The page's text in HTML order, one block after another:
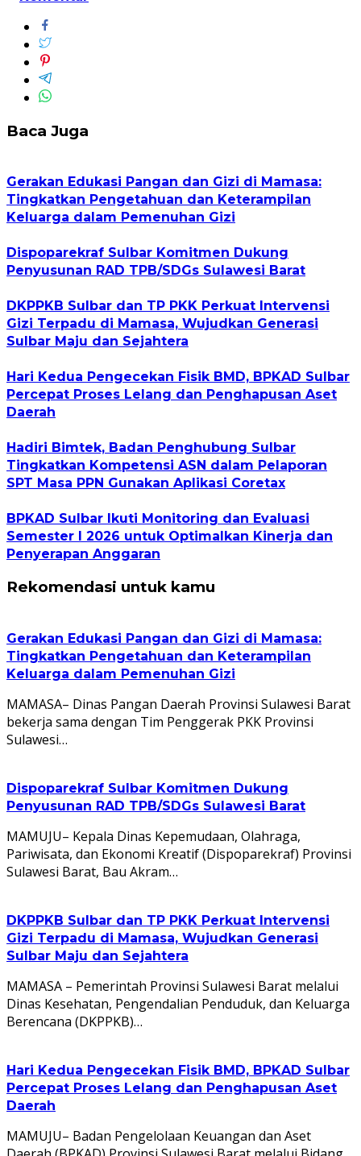
Baca Juga
Gerakan Edukasi Pangan dan Gizi di Mamasa:
Tingkatkan Pengetahuan dan Keterampilan
Keluarga dalam Pemenuhan Gizi
Dispoparekraf Sulbar Komitmen Dukung
Penyusunan RAD TPB/SDGs Sulawesi Barat
DKPPKB Sulbar dan TP PKK Perkuat Intervensi
Gizi Terpadu di Mamasa, Wujudkan Generasi
Sulbar Maju dan Sejahtera
Hari Kedua Pengecekan Fisik BMD, BPKAD Sulbar
Percepat Proses Lelang dan Penghapusan Aset
Daerah
Hadiri Bimtek, Badan Penghubung Sulbar
Tingkatkan Kompetensi ASN dalam Pelaporan
SPT Masa PPN Gunakan Aplikasi Coretax
BPKAD Sulbar Ikuti Monitoring dan Evaluasi
Semester I 2026 untuk Optimalkan Kinerja dan
Penyerapan Anggaran
Rekomendasi untuk kamu
Gerakan Edukasi Pangan dan Gizi di Mamasa:
Tingkatkan Pengetahuan dan Keterampilan
Keluarga dalam Pemenuhan Gizi
MAMASA– Dinas Pangan Daerah Provinsi Sulawesi Barat
bekerja sama dengan Tim Penggerak PKK Provinsi
Sulawesi…
Dispoparekraf Sulbar Komitmen Dukung
Penyusunan RAD TPB/SDGs Sulawesi Barat
MAMUJU– Kepala Dinas Kepemudaan, Olahraga,
Pariwisata, dan Ekonomi Kreatif (Dispoparekraf) Provinsi
Sulawesi Barat, Bau Akram…
DKPPKB Sulbar dan TP PKK Perkuat Intervensi
Gizi Terpadu di Mamasa, Wujudkan Generasi
Sulbar Maju dan Sejahtera
MAMASA – Pemerintah Provinsi Sulawesi Barat melalui
Dinas Kesehatan, Pengendalian Penduduk, dan Keluarga
Berencana (DKPPKB)…
Hari Kedua Pengecekan Fisik BMD, BPKAD Sulbar
Percepat Proses Lelang dan Penghapusan Aset
Daerah
MAMUJU– Badan Pengelolaan Keuangan dan Aset